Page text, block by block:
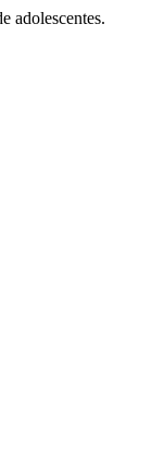
adolescentes.